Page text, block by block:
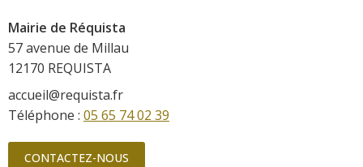
Mairie de Réquista
57 avenue de Millau
12170 REQUISTA
accueil@requista.fr
Téléphone : 05 65 74 02 39
CONTACTEZ-NOUS